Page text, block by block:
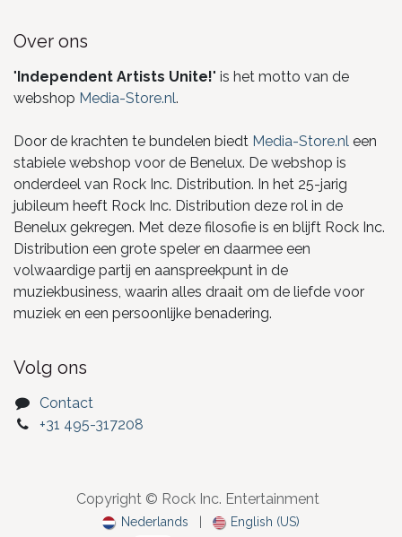
Over ons
" Independent Artists Unite!" is het motto van de
webshop Media-Store.nl.
Door de krachten te bundelen biedt Media-Store.nl een
stabiele webshop voor de Benelux. De webshop is
onderdeel van Rock Inc. Distribution. In het 25-jarig
jubileum heeft Rock Inc. Distribution deze rol in de
Benelux gekregen. Met deze filosofie is en blijft Rock Inc.
Distribution een grote speler en daarmee een
volwaardige partij en aanspreekpunt in de
muziekbusiness, waarin alles draait om de liefde voor
muziek en een persoonlijke benadering.
Volg ons
Contact
+31 495-317208
Copyright © Rock Inc. Entertainment
Nederlands
English (US)